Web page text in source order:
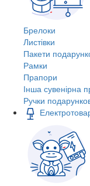
Брелоки
Листівки
Пакети
Рамки
Прапори
Інша сувенірна
Ручки